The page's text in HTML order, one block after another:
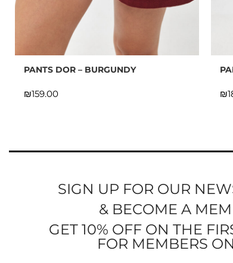
PANTS DOR – BURGUNDY
₪ ₪
SIGN UP FOR OUR
& BECOME A
GET 10% OFF ON THE
FOR MEMBERS